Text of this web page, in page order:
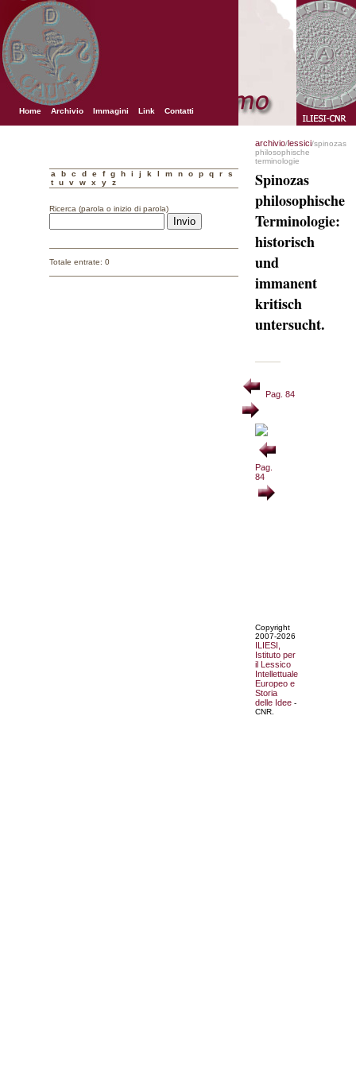
Home Archivio Immagini Link Contatti
a b c d e f g h i j k l m n o p q r
s
t
u v w x y z
Ricerca (parola o inizio di parola)
Totale entrate: 0
archivio/lessici/spinozas
philosophische
terminologie
Spinozas
philosophische
Terminologie:
historisch
und
immanent
kritisch
untersucht.
Pag. 84
Pag.
84
Copyright
2007-2026
ILIESI,
Istituto per
il Lessico
Intellettuale
Europeo e
Storia
delle Idee -
CNR.